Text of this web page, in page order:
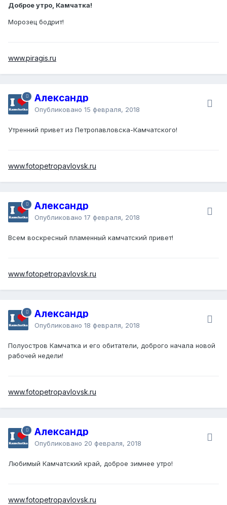
Доброе утро, Камчатка!
Морозец бодрит!
www.piragis.ru
Александр
Опубликовано 15 февраля, 2018
Утренний привет из Петропавловска-Камчатского!
www.fotopetropavlovsk.ru
Александр
Опубликовано 17 февраля, 2018
Всем воскресный пламенный камчатский привет!
www.fotopetropavlovsk.ru
Александр
Опубликовано 18 февраля, 2018
Полуостров Камчатка и его обитатели, доброго начала новой
рабочей недели!
www.fotopetropavlovsk.ru
Александр
Опубликовано 20 февраля, 2018
Любимый Камчатский край, доброе зимнее утро!
www.fotopetropavlovsk.ru